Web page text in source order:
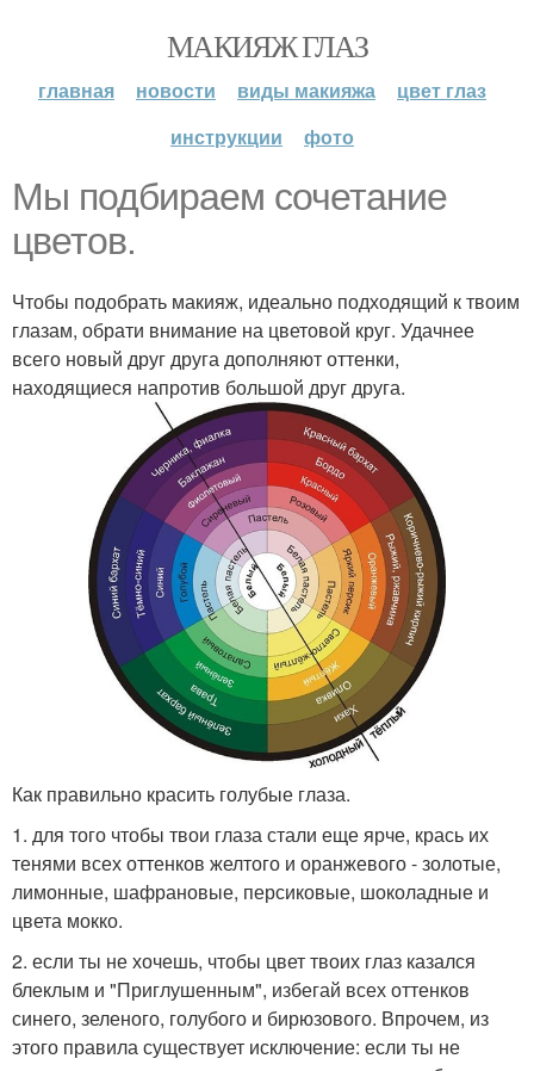
МАКИЯЖ ГЛАЗ
главная новости виды макияжа
цвет глаз
инструкции
фото
Мы подбираем сочетание
цветов.
Чтобы подобрать макияж, идеально подходящий к твоим
глазам, обрати внимание на цветовой круг. Удачнее
всего новый друг друга дополняют оттенки,
находящиеся напротив большой друг друга.
Как правильно красить голубые глаза.
1. для того чтобы твои глаза стали еще ярче, крась их
тенями всех оттенков желтого и оранжевого - золотые,
лимонные, шафрановые, персиковые, шоколадные и
цвета мокко.
2. если ты не хочешь, чтобы цвет твоих глаз казался
блеклым и "Приглушенным", избегай всех оттенков
синего, зеленого, голубого и бирюзового. Впрочем, из
этого правила существует исключение: если ты не